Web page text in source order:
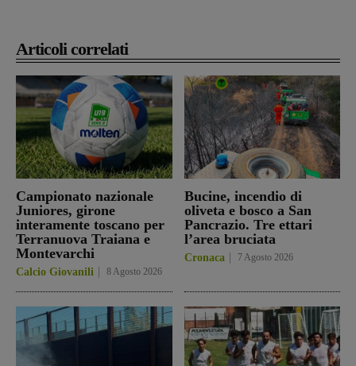
Articoli correlati
Campionato nazionale
Juniores, girone
interamente toscano per
Terranuova Traiana e
Montevarchi
Calcio Giovanili 8 Agosto 2026
Bucine, incendio di
oliveta e bosco a San
Pancrazio. Tre ettari
l’area bruciata
Cronaca 7 Agosto 2026